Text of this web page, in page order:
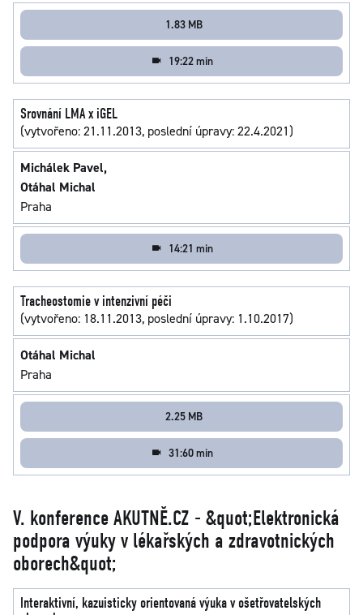
1.83 MB
19:22 min
Srovnání LMA x iGEL
(vytvořeno: 21.11.2013, poslední úpravy: 22.4.2021)
Michálek Pavel,
Otáhal Michal
Praha
14:21 min
Tracheostomie v intenzivní péči
(vytvořeno: 18.11.2013, poslední úpravy: 1.10.2017)
Otáhal Michal
Praha
2.25 MB
31:60 min
V. konference AKUTNĚ.CZ - &quot;Elektronická
podpora výuky v lékařských a zdravotnických
oborech&quot;
Interaktivní, kazuisticky orientovaná výuka v ošetřovatelských